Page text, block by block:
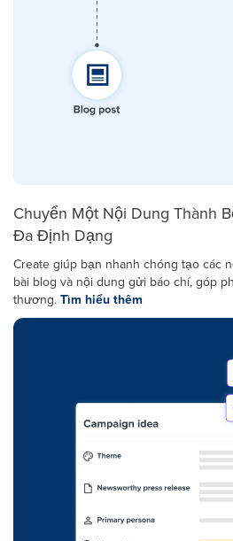
Chuyển Một Nội Dung Thành
Đa Định Dạng
Create giúp bạn nhanh chóng tạo các
bài blog và nội dung gửi báo chí, góp
thương.Tìm hiểu thêm